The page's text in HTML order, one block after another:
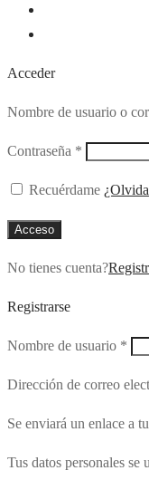
Acceder
Nombre de usuario o
Contraseña *
Recuérdame
Acceso
No tienes cuenta?
Registrarse
Nombre de usuario *
Dirección de correo
Se enviará un enlace a
Tus datos personales